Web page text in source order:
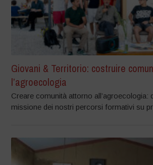
Giovani & Territorio: costruire
l’agroecologia
Creare comunità attorno all’agroecologia:
missione dei nostri percorsi formativi su